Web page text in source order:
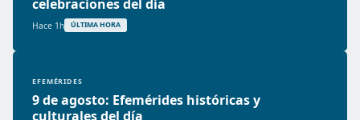
celebraciones del día
Hace 1h ÚLTIMA HORA
EFEMÉRIDES
9 de agosto: Efemérides históricas y
culturales del día